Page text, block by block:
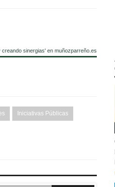
sinergias' en muñozparreño.es
Iniciativas Públicas